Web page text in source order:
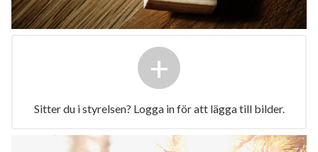
+
Sitter du i styrelsen? Logga in för att lägga till bilder.